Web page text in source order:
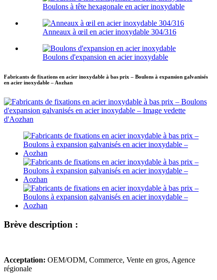
Boulons à tête hexagonale en acier inoxydable
Anneaux à œil en acier inoxydable 304/316
Boulons d'expansion en acier inoxydable
Fabricants de fixations en acier inoxydable à bas prix – Boulons à expansion galvanisés
en acier inoxydable – Aozhan
Brève description :
Acceptation: OEM/ODM, Commerce, Vente en gros, Agence
régionale